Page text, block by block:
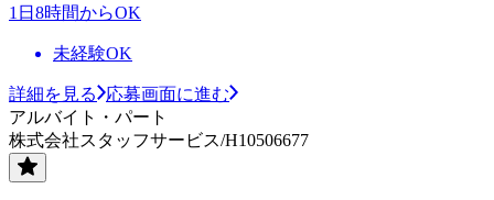
1日8時間からOK
未経験OK
詳細を見る
応募画面に進む
アルバイト・パート
株式会社スタッフサービス/H10506677